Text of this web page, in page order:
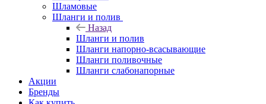
Шламовые
Шланги и полив
Назад
Шланги и полив
Шланги напорно-всасывающие
Шланги поливочные
Шланги слабонапорные
Акции
Бренды